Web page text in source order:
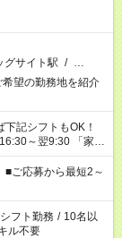
グサイト駅 / …
望の勤務地を紹介
翌9:30 「家族
準備がしたい」
を教えてください
40時間を超える場
ご応募から最短2～
シフト勤務 / 10名以
ル不要